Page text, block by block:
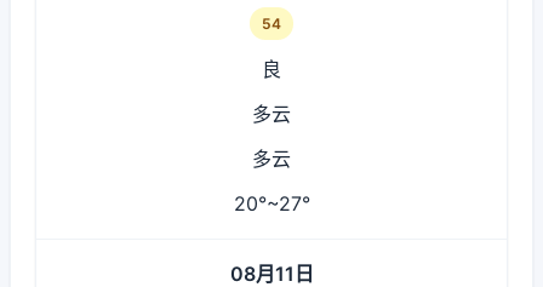
54
良
多云
多云
20°~27°
08月11日